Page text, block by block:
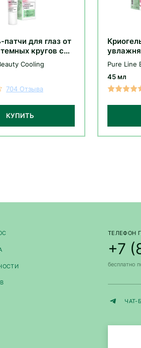
патчи для глаз от
кругов с
Cooling
704 Отзыва
КУПИТЬ
Pure Line
45 мл
ТЕЛЕФОН
+7
бесплатно
ЧАТ-